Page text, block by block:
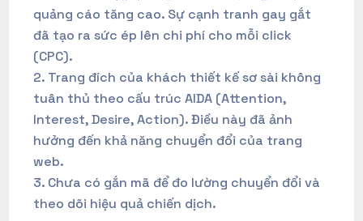
quảng cáo tăng cao. Sự cạnh tranh gay gắt
đã tạo ra sức ép lên chi phí cho mỗi click
(CPC).
Trang đích của khách thiết kế sơ sài không
tuân thủ theo cấu trúc AIDA (Attention,
Interest, Desire, Action). Điều này đã ảnh
hưởng đến khả năng chuyển đổi của trang
web.
Chưa có gắn mã để đo lường chuyển đổi và
theo dõi hiệu quả chiến dịch.